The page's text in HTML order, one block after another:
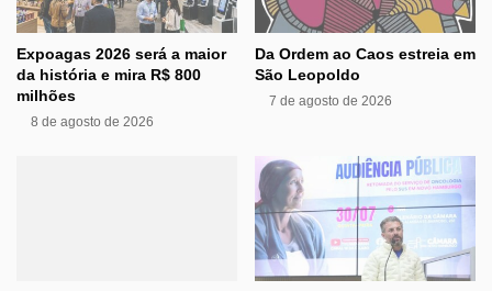
Expoagas 2026 será a maior
da história e mira R$ 800
milhões
8 de agosto de 2026
Da Ordem ao Caos estreia em
São Leopoldo
7 de agosto de 2026